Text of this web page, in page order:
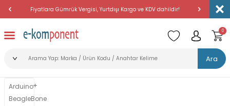
Fiyatlara Gümrük Vergisi, Yurtdışı Kargo ve KDV dahildir!
Ara
0
Arduino
BeagleBone